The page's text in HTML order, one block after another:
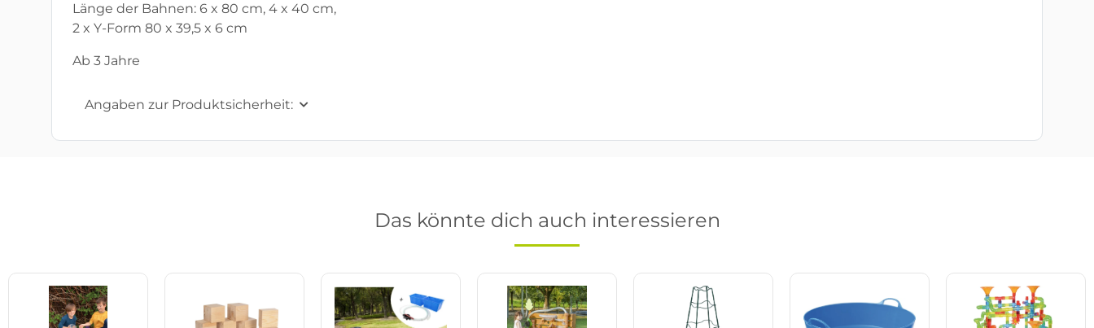
Länge der Bahnen: 6 x 80 cm, 4 x 40 cm,
2 x Y-Form 80 x 39,5 x 6 cm
Ab 3 Jahre
Angaben zur Produktsicherheit:
Das könnte dich auch interessieren